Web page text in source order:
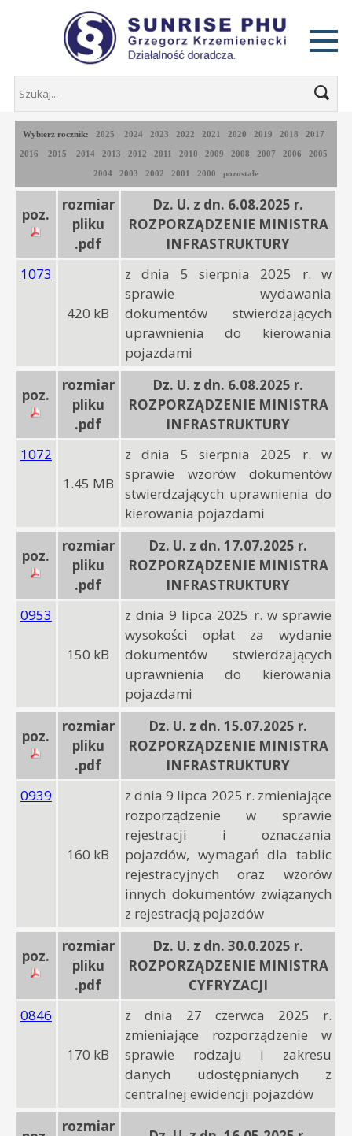
Wybierz rocznik: 2025 2024 2023 2022 2021 2020 2019 2018 2017
2016 2015 2014 2013 2012 2011 2010 2009 2008 2007 2006 2005
2004 2003 2002 2001 2000 pozostałe
poz.
rozmiar
pliku
.pdf
Dz. U. z dn. 6.08.2025 r.
ROZPORZĄDZENIE MINISTRA
INFRASTRUKTURY
1073
420 kB
z dnia 5 sierpnia 2025 r. w
sprawie wydawania
dokumentów stwierdzających
uprawnienia do kierowania
pojazdami
poz.
rozmiar
pliku
.pdf
Dz. U. z dn. 6.08.2025 r.
ROZPORZĄDZENIE MINISTRA
INFRASTRUKTURY
1072
1.45 MB
z dnia 5 sierpnia 2025 r. w
sprawie wzorów dokumentów
stwierdzających uprawnienia do
kierowania pojazdami
poz.
rozmiar
pliku
.pdf
Dz. U. z dn. 17.07.2025 r.
ROZPORZĄDZENIE MINISTRA
INFRASTRUKTURY
0953
150 kB
z dnia 9 lipca 2025 r. w sprawie
wysokości opłat za wydanie
dokumentów stwierdzających
uprawnienia do kierowania
pojazdami
poz.
rozmiar
pliku
.pdf
Dz. U. z dn. 15.07.2025 r.
ROZPORZĄDZENIE MINISTRA
INFRASTRUKTURY
0939
160 kB
z dnia 9 lipca 2025 r. zmieniające
rozporządzenie w sprawie
rejestracji i oznaczania
pojazdów, wymagań dla tablic
rejestracyjnych oraz wzorów
innych dokumentów związanych
z rejestracją pojazdów
poz.
rozmiar
pliku
.pdf
Dz. U. z dn. 30.0.2025 r.
ROZPORZĄDZENIE MINISTRA
CYFRYZACJI
0846
170 kB
z dnia 27 czerwca 2025 r.
zmieniające rozporządzenie w
sprawie rodzaju i zakresu
danych udostępnianych z
centralnej ewidencji pojazdów
rozmiar